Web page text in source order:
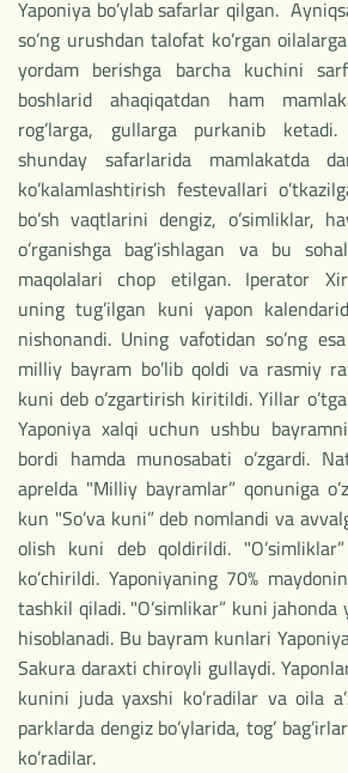
Yaponiya bo’ylab safarlar qilgan.
so’ng urushdan talofat ko’rgan
yordam berishga barcha kuchini
boshlarid ahaqiqatdan ham
rog’larga, gullarga purkanib
shunday safarlarida mamlakatda
ko’kalamlashtirish festevallari
bo’sh vaqtlarini dengiz, o’simliklar,
o’rganishga bag’ishlagan va bu
maqolalari chop etilgan. Iperator
uning tug’ilgan kuni yapon
nishonandi. Uning vafotidan so’ng
milliy bayram bo’lib qoldi va rasmiy
kuni deb o’zgartirish kiritildi. Yillar
Yaponiya xalqi uchun ushbu
bordi hamda munosabati o’zgardi.
aprelda "Milliy bayramlar” qonuniga
kun "So’va kuni” deb nomlandi va
olish kuni deb qoldirildi.
ko’chirildi. Yaponiyaning 70%
tashkil qiladi. "O’simlikar” kuni
hisoblanadi. Bu bayram kunlari
Sakura daraxti chiroyli gullaydi.
kunini juda yaxshi ko’radilar va oila
parklarda dengiz bo’ylarida, tog’
ko’radilar.